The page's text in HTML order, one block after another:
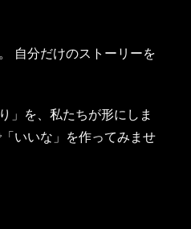
自分だけのストーリーを
」を、私たちが形にしま
いいな」を作ってみませ